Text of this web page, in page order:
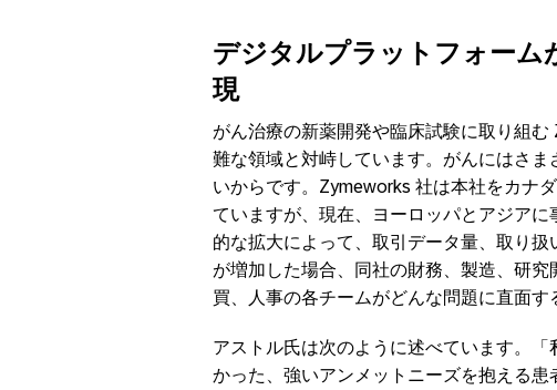
デジタルプラットフォーム
現
がん治療の新薬開発や臨床試験に取り組
難な領域と対峙しています。がんにはさ
いからです。Zymeworks 社は本社をカナ
ていますが、現在、ヨーロッパとアジア
的な拡大によって、取引データ量、取り
が増加した場合、同社の財務、製造、研
買、人事の各チームがどんな問題に直面す
アストル氏は次のように述べています。
かった、強いアンメットニーズを抱える